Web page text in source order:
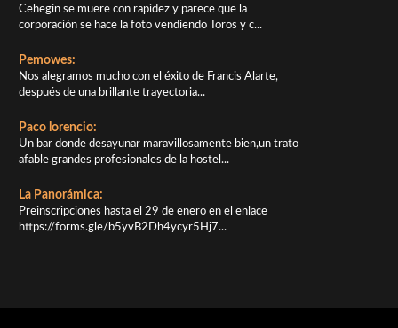
Cehegín se muere con rapidez y parece que la
corporación se hace la foto vendiendo Toros y c...
Pemowes:
Nos alegramos mucho con el éxito de Francis Alarte,
después de una brillante trayectoria...
Paco lorencio:
Un bar donde desayunar maravillosamente bien,un trato
afable grandes profesionales de la hostel...
La Panorámica:
Preinscripciones hasta el 29 de enero en el enlace
https://forms.gle/b5yvB2Dh4ycyr5Hj7...